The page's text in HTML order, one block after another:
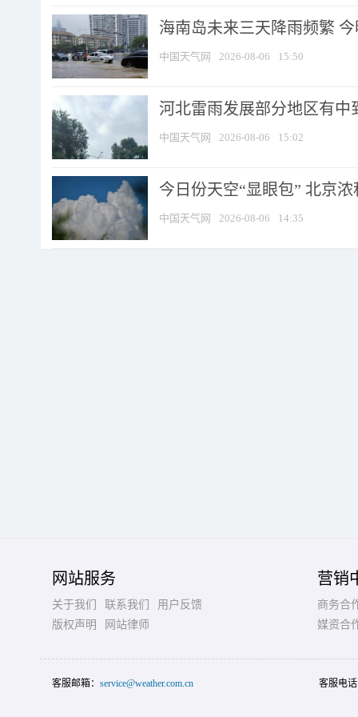
海南岛未来三天降雨频繁
中国天气网 2026-08-06 15:50
河北雷雨发展部分地区有中
中国天气网 2026-08-06 15:02
今日份天空“显眼包” 北京
中国天气网 2026-08-06 14:35
网站服务
关于我们 联系我们
用户反馈
版权声明
网站律师
营销
商务合
媒资合
客服邮箱： service@weather.com.cn 客服电